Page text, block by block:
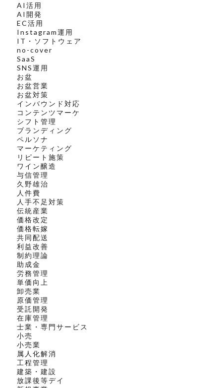
AI活用
AI開発
EC活用
Instagram運用
IT・ソフトウェア
no-cover
SaaS
SNS運用
お盆
お盆営業
お盆対策
インバウンド対応
コンテンツマーケ
シフト管理
ブランディング
ペルソナ
マーケティング
リピート施策
ワイン醸造
与信管理
久野雄治
人件費
人手不足対策
伝統産業
価格改定
価格転嫁
共同配送
利益改善
制約理論
助成金
労務管理
単価向上
卸売業
原価管理
受託開発
在庫管理
士業・専門サービス
小売
小売業
属人化解消
工程管理
建築・建設
放課後等デイ